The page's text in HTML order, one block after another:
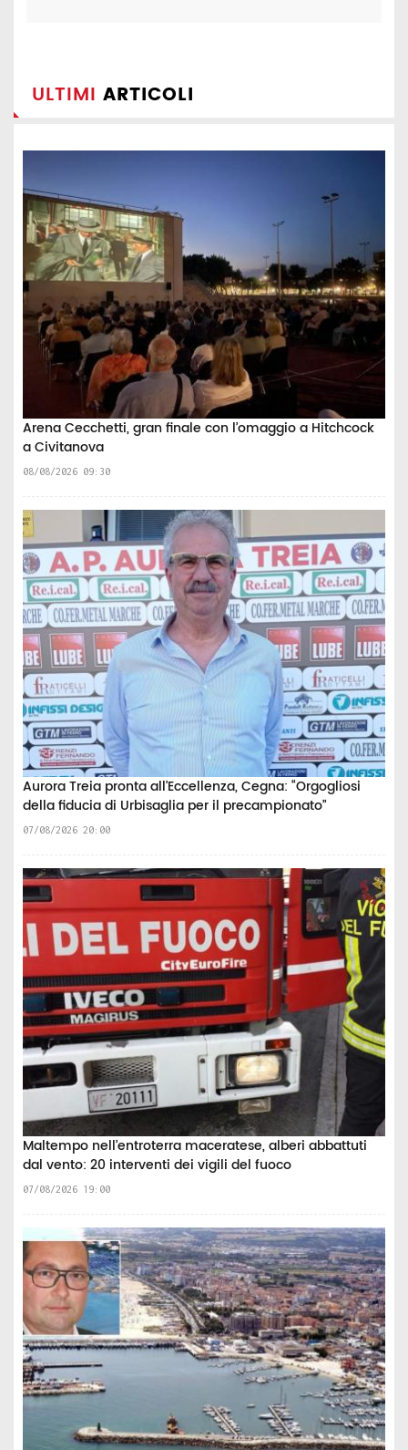
ULTIMI ARTICOLI
Arena Cecchetti, gran finale con l’omaggio a Hitchcock
a Civitanova
08/08/2026 09:30
Aurora Treia pronta all’Eccellenza, Cegna: “Orgogliosi
della fiducia di Urbisaglia per il precampionato”
07/08/2026 20:00
Maltempo nell’entroterra maceratese, alberi abbattuti
dal vento: 20 interventi dei vigili del fuoco
07/08/2026 19:00